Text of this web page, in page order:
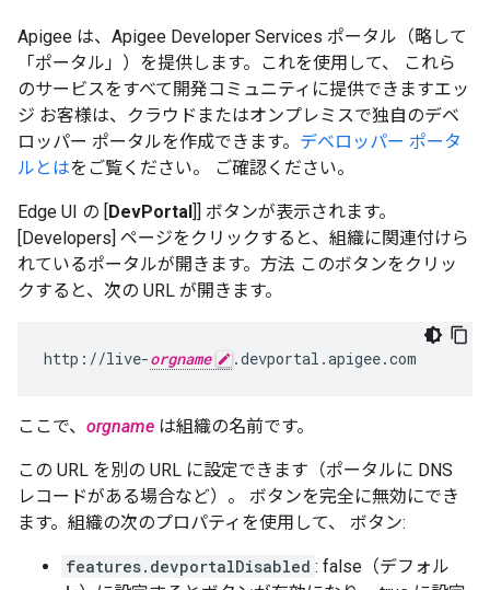
Apigee は、Apigee Developer Services ポータル（略して
「ポータル」 ）を提供します。これを使用して、 これら
のサービスをすべて開発コミュニティに提供できますエッ
ジ お客様は、クラウドまたはオンプレミスで独自のデベ
ロッパー ポータルを作成できます。 デベロッパー ポータ
ルとはをご覧ください。 ご確認ください。
Edge UI の [DevPortal]] ボタンが表示されます。
[Developers] ページをクリックすると、組織に関連付けら
れているポータルが開きます。方法 このボタンをクリッ
クすると、次の URL が開きます。
http://live-orgname .devportal.apigee.com
ここで、 orgname は組織の名前です。
この URL を別の URL に設定できます（ポータルに DNS
レコードがある場合など）。 ボタンを完全に無効にでき
ます。組織の次のプロパティを使用して、 ボタン:
features.devportalDisabled : false（デフォル